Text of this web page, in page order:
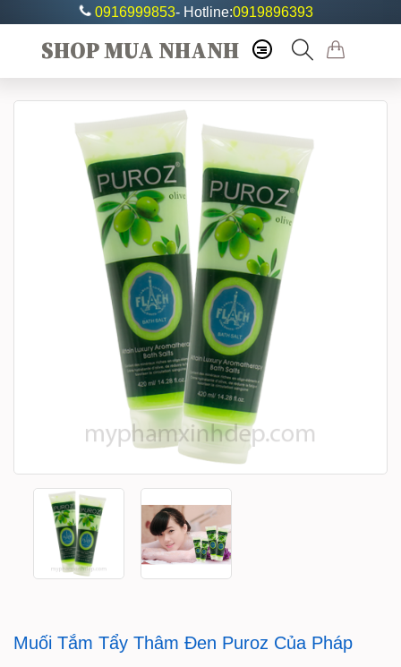
0916999853- Hotline:0919896393
SHOP MUA NHANH
Muối Tắm Tẩy Thâm Đen Puroz Của Pháp